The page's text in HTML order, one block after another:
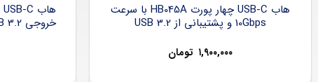
هاب USB-C چهار پورت HB045A با سرعت
10Gbps و پشتیبانی از USB 3.2
۱,۹۰۰,۰۰۰ تومان